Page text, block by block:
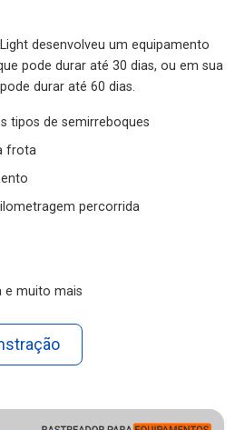
desenvolveu um equipamento
pode durar até 30 dias, ou em sua
durar até 60 dias.
tipos de semirreboques
frota
percorrida
e muito mais